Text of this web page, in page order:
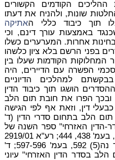
ההליכים הקודמים הקשורים
שונות, ולהניח את דעתו
תוך כיבוד כללי האתיקה
באמצעות עורך דינם, וכי
אחרות. המערערים כשלו
בפני הרשם בלא ציון כלשהו
הקודמות שעלו בין
הפשרה עם הדיירים, היה
למהלכים הדיוניים
הושגו תוך כיבוד הדין
הפרו את חובת תום הלב
דין, וזאת אף לפי הגישה
הלב בתחום סדרי הדין (ד'
הדין האזרחי" ספר השנה של
המשפט בישראל (תשנ"ו) 417, בעמ' 438, 444; רע"א 2919/01
אושרוביץ נ' ליפה (פריד), פ"ד נה(5) 592, בעמ' 597-596; ד'
בסדר הדין האזרחי" עיוני